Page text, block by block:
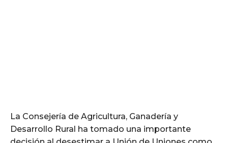
La Consejería de Agricultura, Ganadería y
Desarrollo Rural ha tomado una importante